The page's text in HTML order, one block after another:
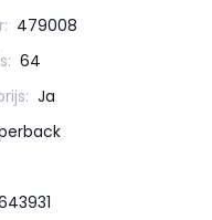
479008
64
Ja